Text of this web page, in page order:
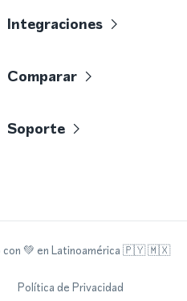
Integraciones
Comparar
Soporte
💚 en Latinoamérica 🇵🇾 🇲🇽
Política de Privacidad